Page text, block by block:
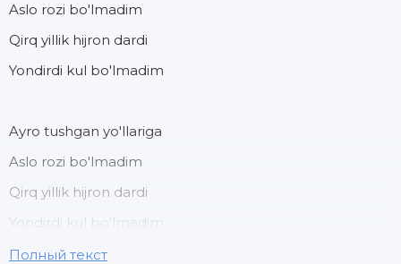
Aslo rozi bo'lmadim
Qirq yillik hijron dardi
Yondirdi kul bo'lmadim
Ayro tushgan yo'llariga
Aslo rozi bo'lmadim
Qirq yillik hijron dardi
Yondirdi kul bo'lmadim
Полный текст